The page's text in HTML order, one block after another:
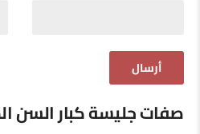
صفات جليسة كبار السن